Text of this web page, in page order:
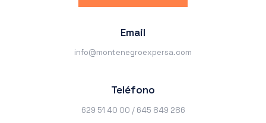
Email
info@montenegroexpersa.com
Teléfono
629 51 40 00 / 645 849 286